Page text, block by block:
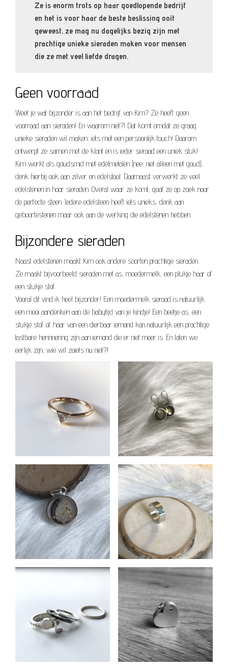
Ze is enorm trots op haar goedlopende bedrijf
en het is voor haar de beste beslissing ooit
geweest, ze mag nu dagelijks bezig zijn met
prachtige unieke sieraden maken voor mensen
die ze met veel liefde dragen.
Geen voorraad
Weet je wat bijzonder is aan het bedrijf van Kim? Ze heeft geen
voorraad aan sieraden! En waarom niet?! Dat komt omdat ze graag
unieke sieraden wil maken, iets met een persoonlijk touch! Daarom
ontwerpt ze samen met de klant en is ieder sieraad een uniek stuk!
Kim werkt als goudsmid met edelmetalen (nee, niet alleen met goud),
denk hierbij ook aan zilver en edelstaal. Daarnaast verwerkt ze veel
edelstenen in haar sieraden. Overal waar ze komt, gaat ze op zoek naar
de perfecte steen. Iedere edelsteen heeft iets unieks, denk aan
geboortestenen maar ook aan de werking die edelstenen hebben.
Bijzondere sieraden
Naast edelstenen maakt Kim ook andere soorten prachtige sieraden.
Ze maakt bijvoorbeeld sieraden met as, moedermelk, een plukje haar of
een stukje stof.
Vooral dit vind ik heel bijzonder! Een moedermelk sieraad is natuurlijk
een mooi aandenken aan de babytijd van je kindje! Een beetje as, een
stukje stof of haar van een dierbaar iemand kan natuurlijk een prachtige
tastbare herinnering zijn aan iemand die er niet meer is. En laten we
eerlijk zijn, wie wil zoiets nu niet?!